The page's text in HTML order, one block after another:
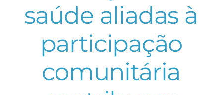
saúde aliadas à
participação
comunitária